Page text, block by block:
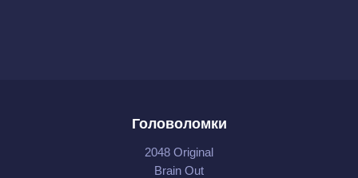
Головоломки
2048 Original
Brain Out